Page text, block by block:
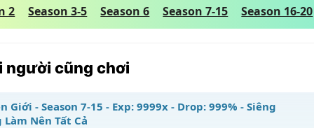
2 Season 3-5 Season 6 Season 7-15 Season 16-20
người cũng chơi
Giới - Season 7-15 - Exp: 9999x - Drop: 999% - Siêng
Làm Nên Tất Cả